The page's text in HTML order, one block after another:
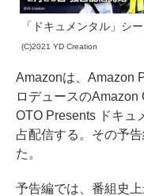
「ドキュメンタル」シ
(C)2021 YD Creation
Amazonは、Amazon
ロデュースのAmazon
OTO Presents ドキュ
占配信する。その予
た。
予告編では、番組史